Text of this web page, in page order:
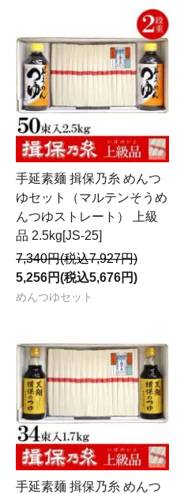
手延素麺 揖保乃糸 めんつ
ゆセット（マルテンそうめ
んつゆストレート） 上級
品 2.5kg[JS-25]
7,340円(税込7,927円)
5,256円(税込5,676円)
めんつゆセット
手延素麺 揖保乃糸 めんつ